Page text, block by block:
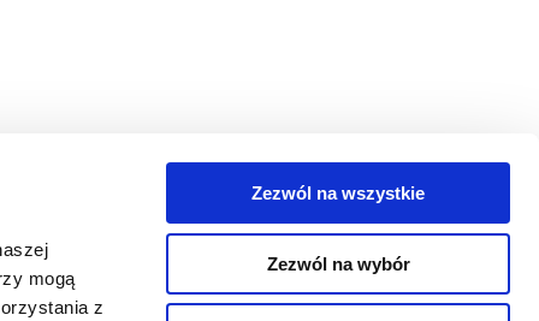
mogą
z
Zezwól na wszystkie
Zezwól na wybór